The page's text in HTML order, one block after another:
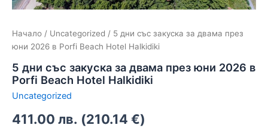
Начало / Uncategorized / 5 дни със закуска за двама през
юни 2026 в Porfi Beach Hotel Halkidiki
5 дни със закуска за двама през юни 2026 в
Porfi Beach Hotel Halkidiki
Uncategorized
411.00 лв. (210.14 €)